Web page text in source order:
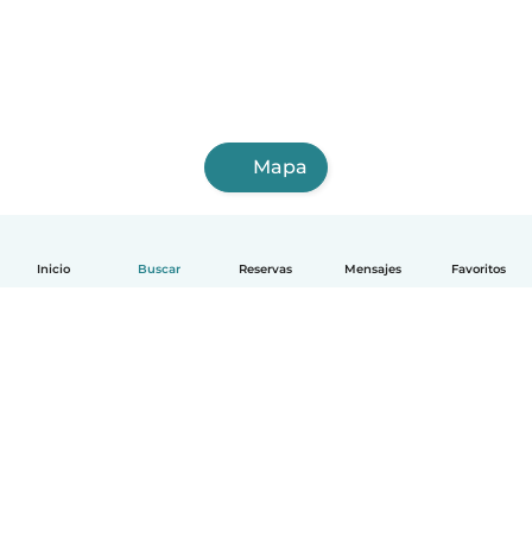
Inicio Buscar Reservas Mensajes Favoritos
Mapa